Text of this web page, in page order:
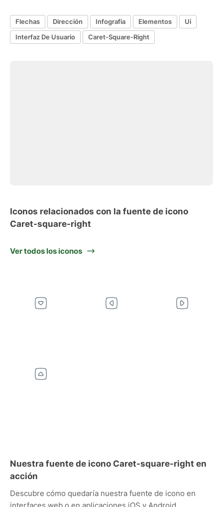
Flechas Dirección Infografia Elementos
Ui
Interfaz De Usuario
Caret-Square-Right
Iconos relacionados con la fuente de icono
Caret-square-right
Ver todos los iconos
Nuestra fuente de icono Caret-square-right en
acción
Descubre cómo quedaría nuestra fuente de icono en